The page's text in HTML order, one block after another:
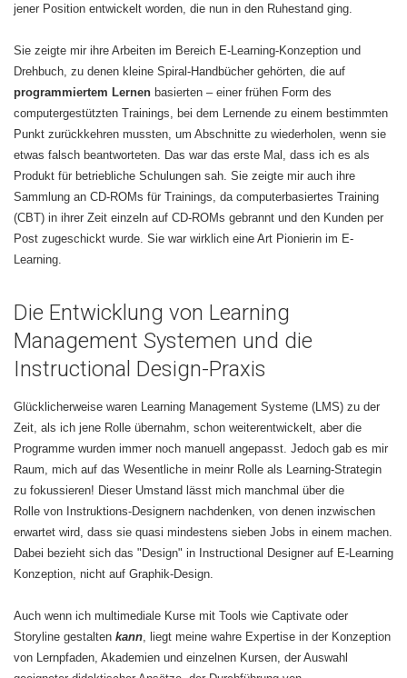
jener Position entwickelt worden, die nun in den Ruhestand ging.
Sie zeigte mir ihre Arbeiten im Bereich E-Learning-Konzeption und
Drehbuch, zu denen kleine Spiral-Handbücher gehörten, die auf
programmiertem Lernen basierten – einer frühen Form des
computergestützten Trainings, bei dem Lernende zu einem bestimmten
Punkt zurückkehren mussten, um Abschnitte zu wiederholen, wenn sie
etwas falsch beantworteten. Das war das erste Mal, dass ich es als
Produkt für betriebliche Schulungen sah. Sie zeigte mir auch ihre
Sammlung an CD-ROMs für Trainings, da computerbasiertes Training
(CBT) in ihrer Zeit einzeln auf CD-ROMs gebrannt und den Kunden per
Post zugeschickt wurde. Sie war wirklich eine Art Pionierin im E-
Learning.
Die Entwicklung von Learning
Management Systemen und die
Instructional Design-Praxis
Glücklicherweise waren Learning Management Systeme (LMS) zu der
Zeit, als ich jene Rolle übernahm, schon weiterentwickelt, aber die
Programme wurden immer noch manuell angepasst. Jedoch gab es mir
Raum, mich auf das Wesentliche in meinr Rolle als Learning-Strategin
zu fokussieren! Dieser Umstand lässt mich manchmal über die
Rolle von Instruktions-Designern nachdenken, von denen inzwischen
erwartet wird, dass sie quasi mindestens sieben Jobs in einem machen.
Dabei bezieht sich das "Design" in Instructional Designer auf E-Learning
Konzeption, nicht auf Graphik-Design.
Auch wenn ich multimediale Kurse mit Tools wie Captivate oder
Storyline gestalten kann , liegt meine wahre Expertise in der Konzeption
von Lernpfaden, Akademien und einzelnen Kursen, der Auswahl